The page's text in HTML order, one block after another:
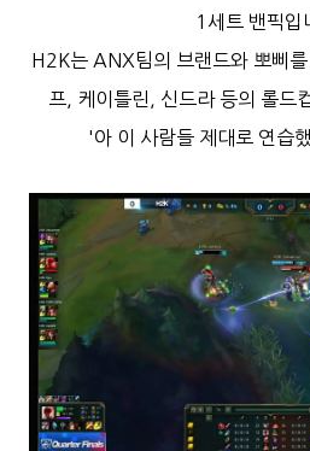
1세트 밴픽입
H2K는 ANX팀의 브랜드와 뽀삐
프, 케이틀린, 신드라 등의 롤드
'아 이 사람들 제대로 연습